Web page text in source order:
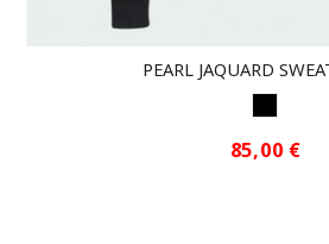
PEARL JAQUARD
85,00 €